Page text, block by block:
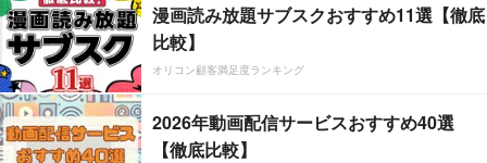
漫画読み放題サブスクおすすめ11選【徹底
比較】
オリコン顧客満足度ランキング
2026年動画配信サービスおすすめ40選
【徹底比較】